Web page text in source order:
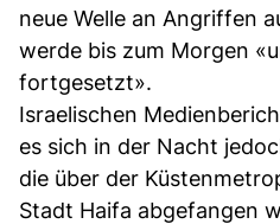
neue Welle an Angriffen
werde bis zum Morgen
fortgesetzt».
Israelischen
es sich in der Nacht
die über der
Stadt Haifa abgefangen